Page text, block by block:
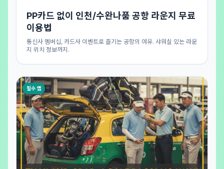
PP카드 없이 인천/수완나품 공항 라운지 무료
이용법
통신사 멤버십, 카드사 이벤트로 즐기는 공항의 여유. 샤워실 있는 라운
지 위치 정보까지.
필수 앱